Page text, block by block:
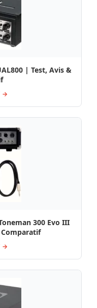
| Test, Avis &
→
300 Evo III
→